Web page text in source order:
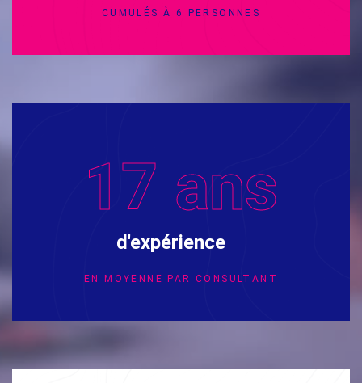
CUMULÉS À 6 PERSONNES
17 ans
d'expérience
EN MOYENNE PAR CONSULTANT